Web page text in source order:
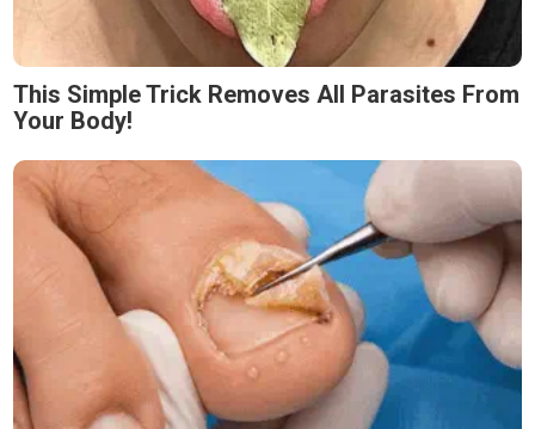
This Simple Trick Removes All Parasites From
Your Body!